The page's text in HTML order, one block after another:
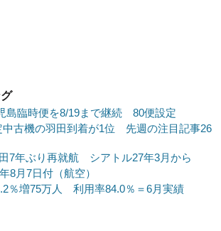
島臨時便を8/19まで継続 80便設定
中古機の羽田到着が1位 先週の注目記事26
7年ぶり再就航 シアトル27年3月から
月7日付（航空）
％増75万人 利用率84.0％＝6月実績